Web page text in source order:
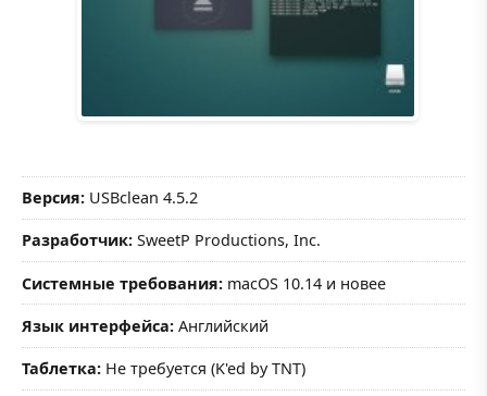
Версия: USBclean 4.5.2
Разработчик: SweetP Productions, Inc.
Системные требования: macOS 10.14 и новее
Язык интерфейса: Английский
Таблетка: Не требуется (K'ed by TNT)